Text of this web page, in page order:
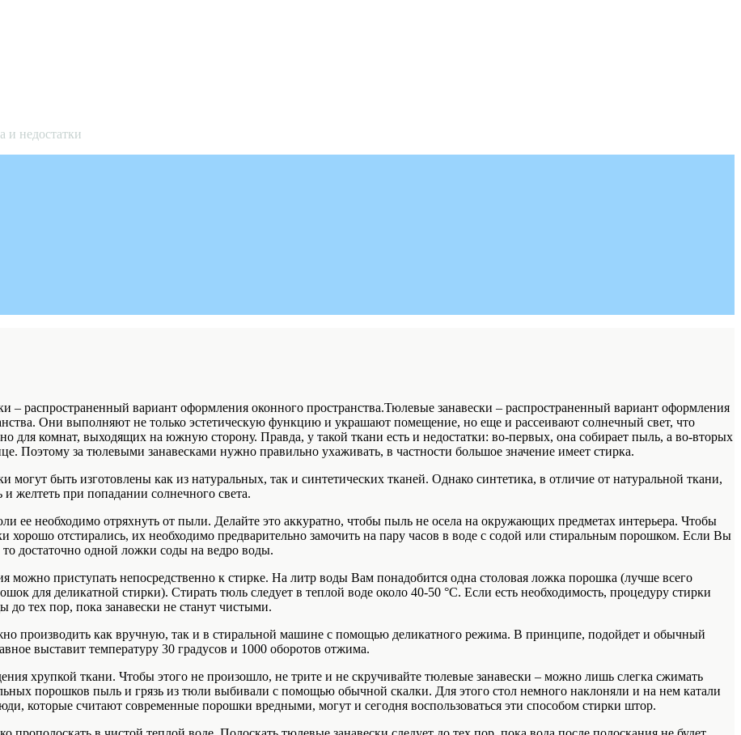
и недостатки
– распространенный вариант оформления оконного пространства.Тюлевые занавески – распространенный вариант оформления
Они выполняют не только эстетическую функцию и украшают помещение, но еще и рассеивают солнечный свет, что
для комнат, выходящих на южную сторону. Правда, у такой ткани есть и недостатки: во-первых, она собирает пыль, а во-вторых
Поэтому за тюлевыми занавесками нужно правильно ухаживать, в частности большое значение имеет стирка.
могут быть изготовлены как из натуральных, так и синтетических тканей. Однако синтетика, в отличие от натуральной ткани,
и желтеть при попадании солнечного света.
ее необходимо отряхнуть от пыли. Делайте это аккуратно, чтобы пыль не осела на окружающих предметах интерьера. Чтобы
хорошо отстирались, их необходимо предварительно замочить на пару часов в воде с содой или стиральным порошком. Если Вы
то достаточно одной ложки соды на ведро воды.
можно приступать непосредственно к стирке. На литр воды Вам понадобится одна столовая ложка порошка (лучше всего
для деликатной стирки). Стирать тюль следует в теплой воде около 40-50 °C. Если есть необходимость, процедуру стирки
до тех пор, пока занавески не станут чистыми.
производить как вручную, так и в стиральной машине с помощью деликатного режима. В принципе, подойдет и обычный
выставит температуру 30 градусов и 1000 оборотов отжима.
хрупкой ткани. Чтобы этого не произошло, не трите и не скручивайте тюлевые занавески – можно лишь слегка сжимать
порошков пыль и грязь из тюли выбивали с помощью обычной скалки. Для этого стол немного наклоняли и на нем катали
которые считают современные порошки вредными, могут и сегодня воспользоваться эти способом стирки штор.